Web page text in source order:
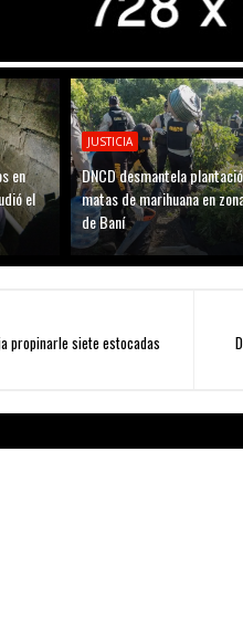
en
el
JUSTICIA
DNCD desmantela
matas de marihuana en
de Baní
propinarle siete estocadas